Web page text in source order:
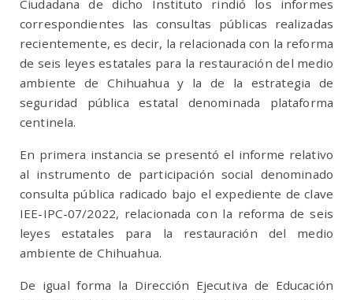
Ciudadana de dicho Instituto rindió los informes
correspondientes las consultas públicas realizadas
recientemente, es decir, la relacionada con la reforma
de seis leyes estatales para la restauración del medio
ambiente de Chihuahua y la de la estrategia de
seguridad pública estatal denominada plataforma
centinela.
En primera instancia se presentó el informe relativo
al instrumento de participación social denominado
consulta pública radicado bajo el expediente de clave
IEE-IPC-07/2022, relacionada con la reforma de seis
leyes estatales para la restauración del medio
ambiente de Chihuahua.
De igual forma la Dirección Ejecutiva de Educación